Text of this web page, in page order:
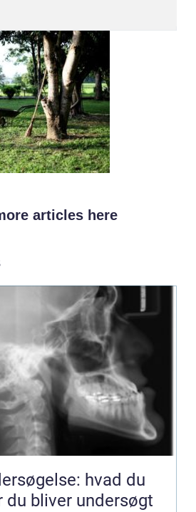
articles here
hvad du
du bliver undersøgt